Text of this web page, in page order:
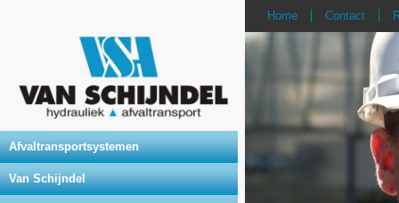
Afvaltransportsystemen
Van Schijndel
Home Contact